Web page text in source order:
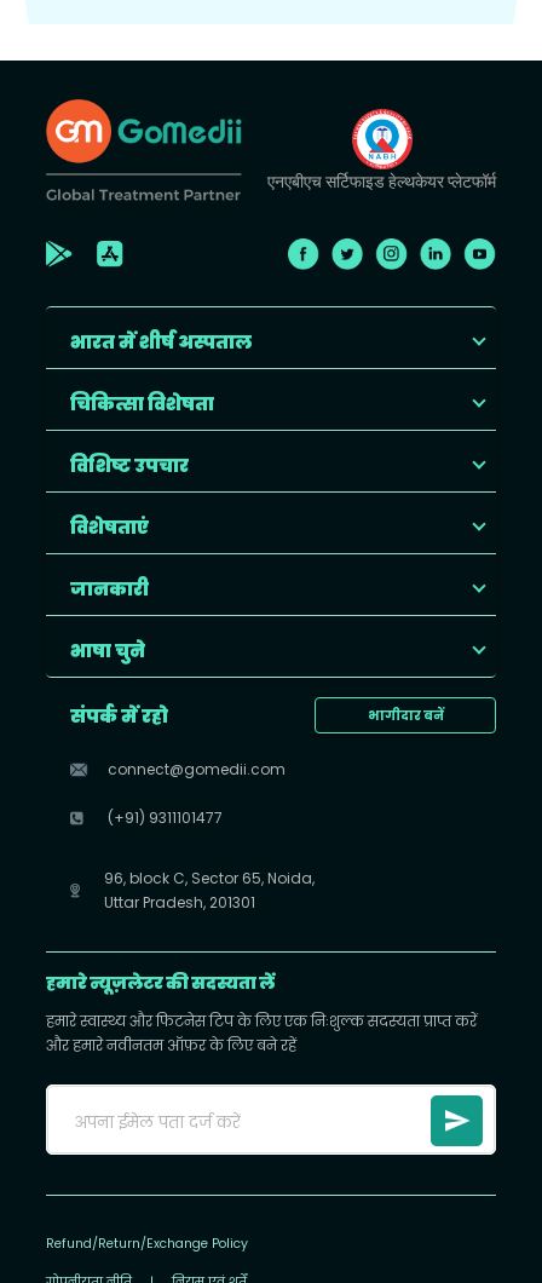
एनएबीएच सर्टिफाइड हेल्थकेयर प्लेटफॉर्म
भारत में शीर्ष अस्पताल
चिकित्सा विशेषता
विशिष्ट उपचार
विशेषताएं
जानकारी
भाषा चुने
भागीदार बनें
संपर्क में रहो
connect@gomedii.com
(+91) 9311101477
96, block C, Sector 65, Noida,
Uttar Pradesh, 201301
हमारे न्यूज़लेटर की सदस्यता लें
हमारे स्वास्थ्य और फिटनेस टिप के लिए एक निःशुल्क सदस्यता प्राप्त करें
और हमारे नवीनतम ऑफ़र के लिए बने रहें
Refund/Return/Exchange Policy